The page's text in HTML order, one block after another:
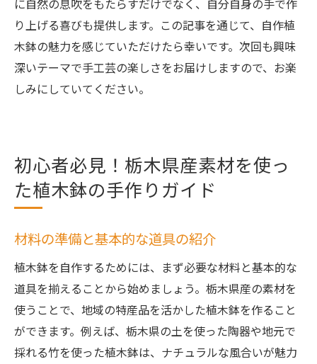
に自然の息吹をもたらすだけでなく、自分自身の手で作
り上げる喜びも提供します。この記事を通じて、自作植
木鉢の魅力を感じていただけたら幸いです。次回も興味
深いテーマで手工芸の楽しさをお届けしますので、お楽
しみにしていてください。
初心者必見！栃木県産素材を使っ
た植木鉢の手作りガイド
材料の準備と基本的な道具の紹介
植木鉢を自作するためには、まず必要な材料と基本的な
道具を揃えることから始めましょう。栃木県産の素材を
使うことで、地域の特産品を活かした植木鉢を作ること
ができます。例えば、栃木県の土を使った陶器や地元で
採れる竹を使った植木鉢は、ナチュラルな風合いが魅力